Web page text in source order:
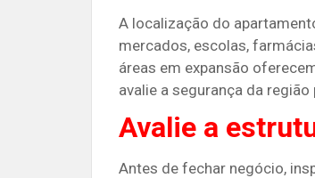
A localização do
mercados, escolas,
áreas em expansão
avalie a segurança da
Avalie a
Antes de fechar negócio,